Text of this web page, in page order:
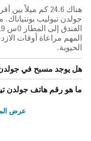
هناك 24.6 كم
جولدن تيوليب
المهم مراعاة أوقات
الحيوية.
هل يوجد مسبح في جولدن
ما هو رقم هاتف جولدن
عرض